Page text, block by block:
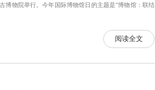
物院举行。今年国际博物馆日的主题是“博物馆：联结
阅读全文